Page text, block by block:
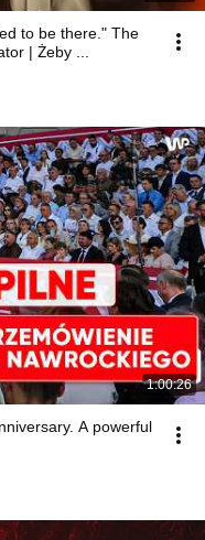
to be there." The
| Żeby ...
1:00:26
A powerful